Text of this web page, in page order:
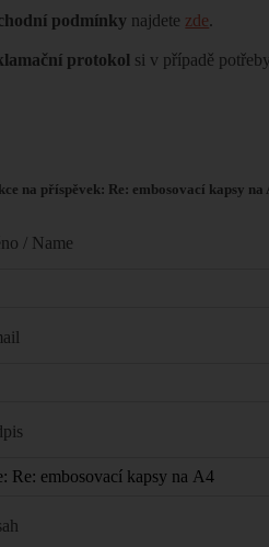
podmínky najdete zde.
protokol si v případě
na příspěvek: Re: embosovací kapsy na
/ Name